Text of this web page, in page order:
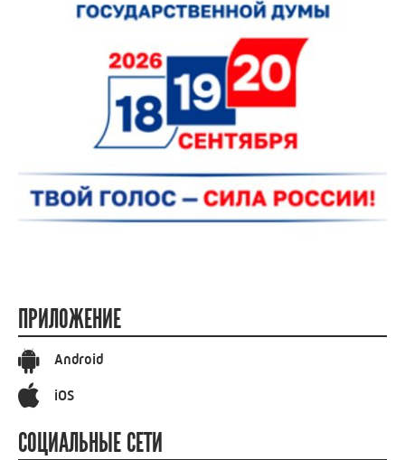
ПРИЛОЖЕНИЕ
Android
iOS
СОЦИАЛЬНЫЕ СЕТИ